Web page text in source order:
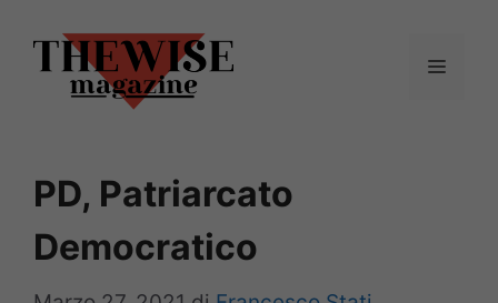
contenuto
Menu
PD, Patriarcato
Democratico